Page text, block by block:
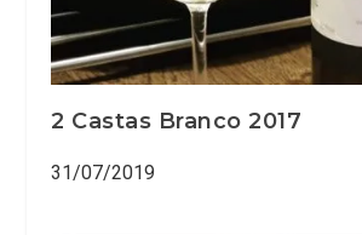
2 Castas Branco 2017
31/07/2019